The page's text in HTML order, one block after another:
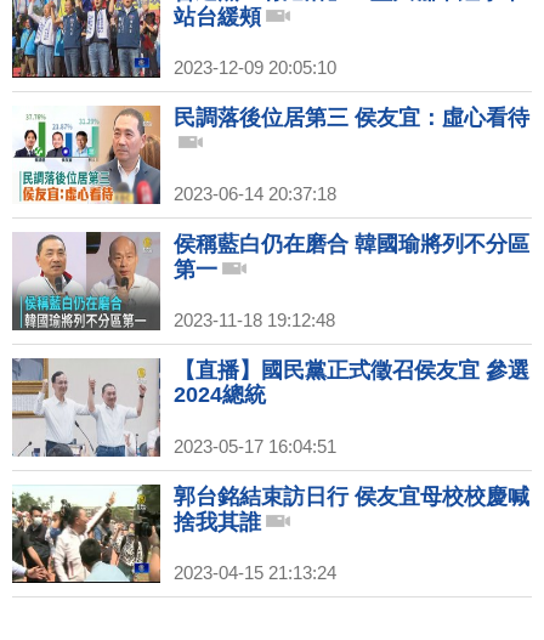
站台緩頰
2023-12-09 20:05:10
民調落後位居第三 侯友宜：虛心看待
2023-06-14 20:37:18
侯稱藍白仍在磨合 韓國瑜將列不分區
第一
2023-11-18 19:12:48
【直播】國民黨正式徵召侯友宜 參選
2024總統
2023-05-17 16:04:51
郭台銘結束訪日行 侯友宜母校校慶喊
捨我其誰
2023-04-15 21:13:24